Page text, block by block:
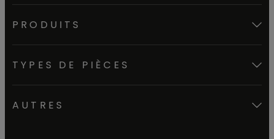
PRODUITS
TYPES DE PIÈCES
AUTRES